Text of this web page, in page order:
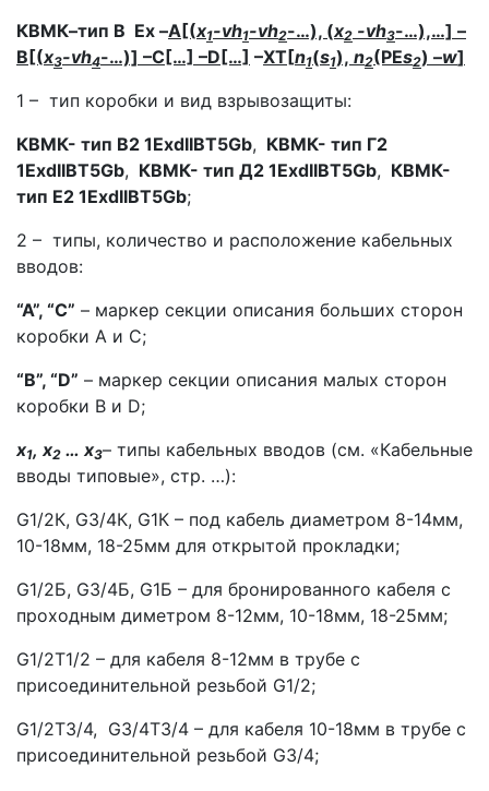
КВМК–тип В Ex –А[(x1-vh1-vh2-…), (x2 -vh3-…),…] –
B[(x3-vh4-…)] –C[…] –D[…] –XT[n1(s1), n2(PEs2) –w]
1 – тип коробки и вид взрывозащиты:
КВМК- тип В2 1ExdIIBT5Gb, КВМК- тип Г2
1ExdIIBT5Gb, КВМК- тип Д2 1ExdIIBT5Gb, КВМК-
тип Е2 1ExdIIBT5Gb;
2 – типы, количество и расположение кабельных
вводов:
“A”, “C” – маркер секции описания больших сторон
коробки А и С;
“B”, “D” – маркер секции описания малых сторон
коробки B и D;
x1, x2 … x3– типы кабельных вводов (см. «Кабельные
вводы типовые», стр. …):
G1/2К, G3/4К, G1К – под кабель диаметром 8-14мм,
10-18мм, 18-25мм для открытой прокладки;
G1/2Б, G3/4Б, G1Б – для бронированного кабеля с
проходным диметром 8-12мм, 10-18мм, 18-25мм;
G1/2T1/2 – для кабеля 8-12мм в трубе с
присоединительной резьбой G1/2;
G1/2T3/4, G3/4Т3/4 – для кабеля 10-18мм в трубе с
присоединительной резьбой G3/4;